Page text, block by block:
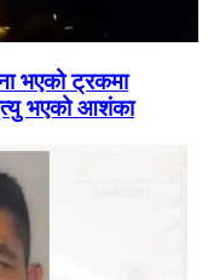
भएको ट्रकमा
भएको आशंका